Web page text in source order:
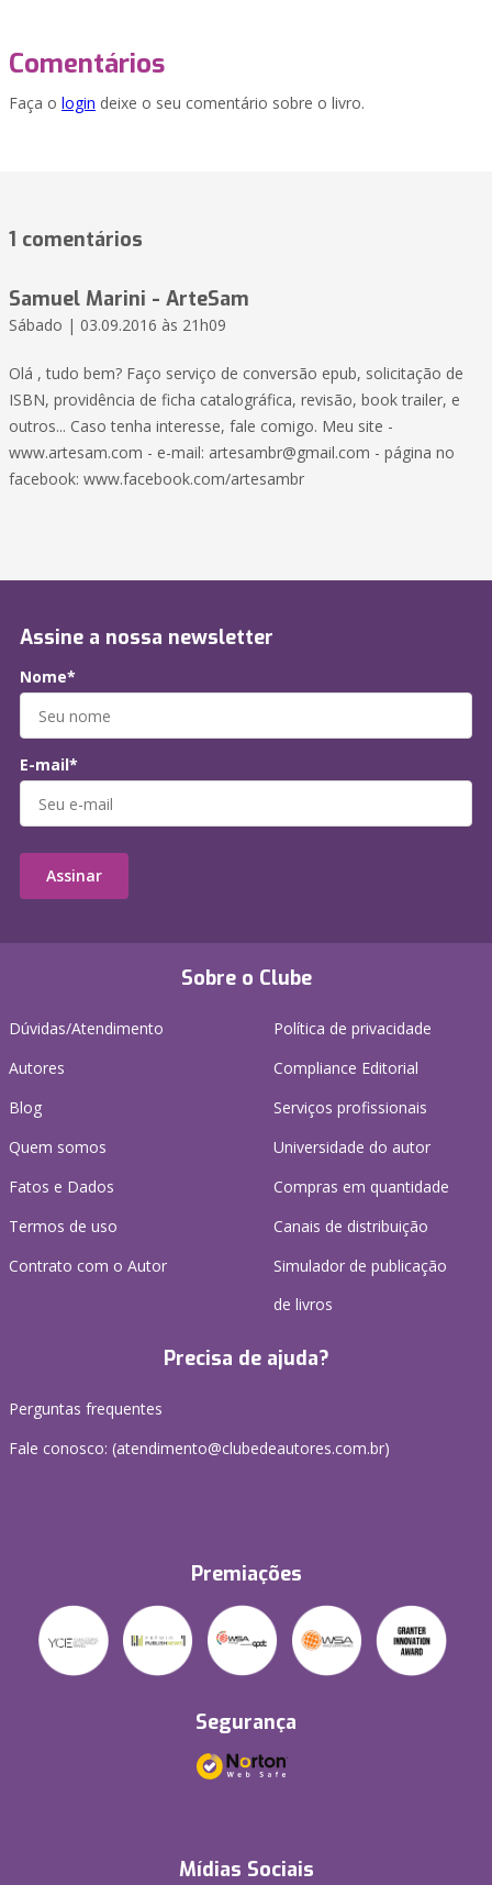
Comentários
Faça o login deixe o seu comentário sobre o livro.
1 comentários
Samuel Marini - ArteSam
Sábado | 03.09.2016 às 21h09
Olá , tudo bem? Faço serviço de conversão epub, solicitação de
ISBN, providência de ficha catalográfica, revisão, book trailer, e
outros... Caso tenha interesse, fale comigo. Meu site -
www.artesam.com - e-mail: artesambr@gmail.com - página no
facebook: www.facebook.com/artesambr
Sobre o Clube
Dúvidas/Atendimento
Autores
Blog
Quem somos
Fatos e Dados
Termos de uso
Contrato com o Autor
Política de privacidade
Compliance Editorial
Serviços profissionais
Universidade do autor
Compras em quantidade
Canais de distribuição
Simulador de publicação
de livros
Precisa de ajuda?
Perguntas frequentes
Fale conosco: (atendimento@clubedeautores.com.br)
Premiações
Segurança
Mídias Sociais
Assine a nossa newsletter
Nome*
E-mail*
Assinar